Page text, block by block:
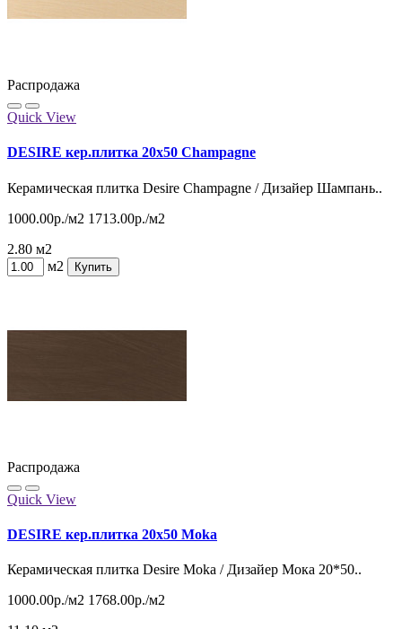
Распродажа
Quick View
DESIRE кер.плитка 20x50 Champagne
Керамическая плитка Desire Champagne / Дизайер Шампань..
1000.00р./м2 1713.00р./м2
2.80 м2
м2
Купить
Распродажа
Quick View
DESIRE кер.плитка 20x50 Moka
Керамическая плитка Desire Moka / Дизайер Мока 20*50..
1000.00р./м2 1768.00р./м2